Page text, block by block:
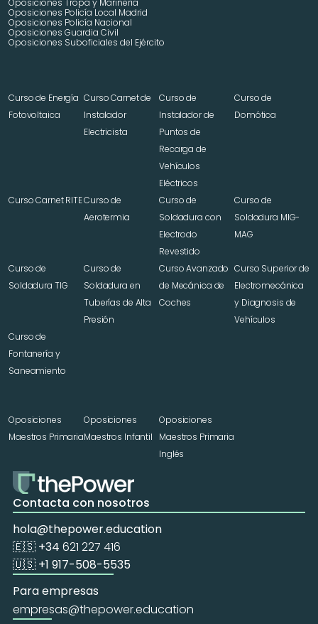
Oposiciones Tropa y Marinería
Oposiciones Policía Local Madrid
Oposiciones Policía Nacional
Oposiciones Guardia Civil
Oposiciones Suboficiales del Ejército
Curso de Energía
Fotovoltaica
Curso Carnet de
Instalador
Electricista
Curso de
Instalador de
Puntos de
Recarga de
Vehículos
Eléctricos
Curso de
Domótica
Curso Carnet RITECurso de
Aerotermia
Curso de
Soldadura con
Electrodo
Revestido
Curso de
Soldadura MIG-
MAG
Curso de
Soldadura TIG
Curso de
Soldadura en
Tuberías de Alta
Presión
Curso Avanzado
de Mecánica de
Coches
Curso Superior de
Electromecánica
y Diagnosis de
Vehículos
Curso de
Fontanería y
Saneamiento
Oposiciones
Maestros Primaria
Oposiciones
Maestros Infantil
Oposiciones
Maestros Primaria
Inglés
Contacta con nosotros
hola@thepower.education
🇪🇸 +34 621 227 416
🇺🇸 +1 917-508-5535
Para empresas
empresas@thepower.education